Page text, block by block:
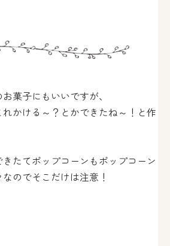
菓子にもいいですが、
かける～？とかできたね～！と作
たてポップコーンもポップコーン
のでそこだけは注意！